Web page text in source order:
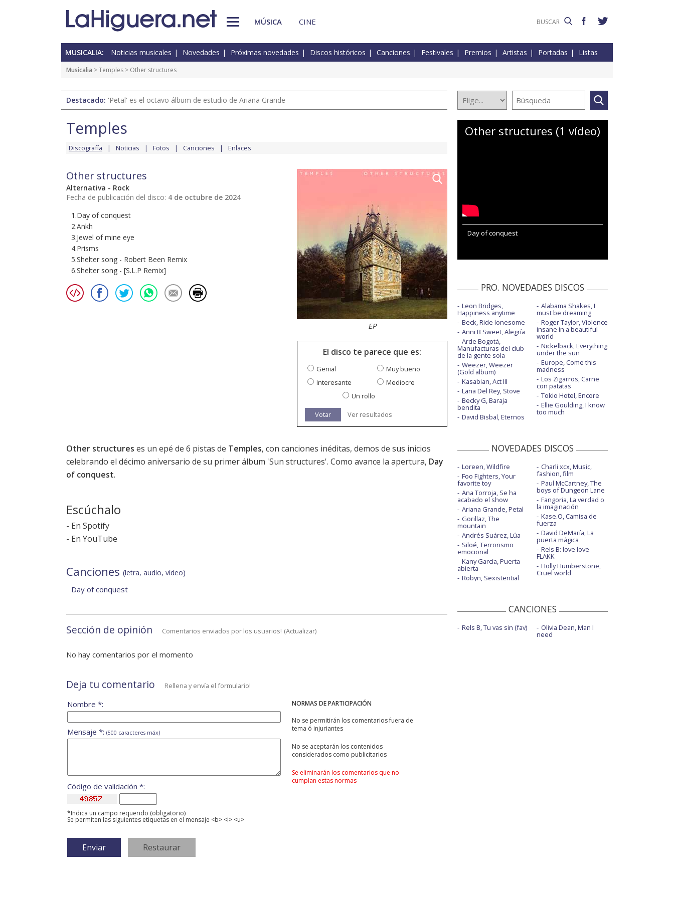
MÚSICA CINE
MUSICALIA: Noticias musicales Novedades Próximas novedades Discos históricos Canciones Festivales Premios Artistas Portadas Listas
Musicalia >Temples > Other structures
Destacado: 'Petal' es el octavo álbum de estudio de Ariana Grande
Temples
Discografía Noticias Fotos Canciones Enlaces
Other structures
Alternativa - Rock
Fecha de publicación del disco: 4 de octubre de 2024
1.Day of conquest
2.Ankh
3.Jewel of mine eye
4.Prisms
5.Shelter song - Robert Been Remix
6.Shelter song - [S.L.P Remix]
EP
El disco te parece que es:
Genial
Muy bueno
Interesante
Mediocre
Un rollo
Votar Ver resultados
Other structures es un epé de 6 pistas de Temples, con canciones inéditas, demos de sus inicios
celebrando el décimo aniversario de su primer álbum 'Sun structures'. Como avance la apertura, Day
of conquest.
Escúchalo
- En Spotify
- En YouTube
Canciones (letra, audio, vídeo)
Day of conquest
Sección de opinión Comentarios enviados por los usuarios! (Actualizar)
No hay comentarios por el momento
Deja tu comentario Rellena y envía el formulario!
NORMAS DE PARTICIPACIÓN
No se permitirán los comentarios fuera de
tema ó injuriantes
No se aceptarán los contenidos
considerados como publicitarios
Se eliminarán los comentarios que no
cumplan estas normas
Nombre *:
Mensaje *: (500 caracteres máx)
Código de validación *:
*Indica un campo requerido (obligatorio)
Se permiten las siguientes etiquetas en el mensaje <b> <i> <u>
Other structures (1 vídeo)
Day of conquest
PRO. NOVEDADES DISCOS
Leon Bridges,
Happiness anytime
Beck, Ride lonesome
Anni B Sweet, Alegría
Arde Bogotá,
Manufacturas del club
de la gente sola
Weezer, Weezer
(Gold album)
Kasabian, Act III
Lana Del Rey, Stove
Becky G, Baraja
bendita
David Bisbal, Eternos
Alabama Shakes, I
must be dreaming
Roger Taylor, Violence
insane in a beautiful
world
Nickelback, Everything
under the sun
Europe, Come this
madness
Los Zigarros, Carne
con patatas
Tokio Hotel, Encore
Ellie Goulding, I know
too much
NOVEDADES DISCOS
Loreen, Wildfire
Foo Fighters, Your
favorite toy
Ana Torroja, Se ha
acabado el show
Ariana Grande, Petal
Gorillaz, The
mountain
Andrés Suárez, Lúa
Siloé, Terrorismo
emocional
Kany García, Puerta
abierta
Robyn, Sexistential
Charli xcx, Music,
fashion, film
Paul McCartney, The
boys of Dungeon Lane
Fangoria, La verdad o
la imaginación
Kase.O, Camisa de
fuerza
David DeMaría, La
puerta mágica
Rels B: love love
FLAKK
Holly Humberstone,
Cruel world
CANCIONES
Rels B, Tu vas sin (fav) Olivia Dean, Man I
need